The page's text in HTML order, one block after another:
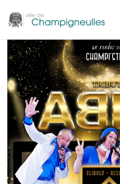
Accéder au contenu principal